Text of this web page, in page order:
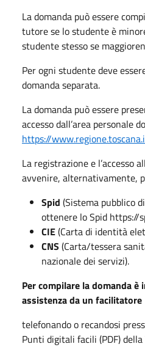
La domanda può essere
tutore se lo studente è
studente stesso se
Per ogni studente deve
domanda separata.
La domanda può essere
accesso dall’area personale
https://
La registrazione e l’accesso
avvenire, alternativamente,
Spid (Sistema pubblico
ottenere lo Spid https://
CIE(Carta di identità
CNS (Carta/tessera
nazionale dei servizi).
Per compilare la domanda
assistenza da un facilitatore
telefonando o recandosi
Punti digitali facili (PDF) della